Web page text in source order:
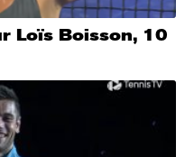
Loïs Boisson, 10